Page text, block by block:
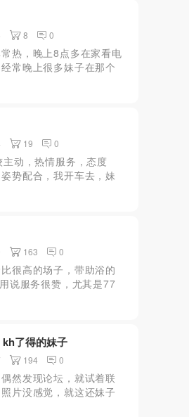
8 0
热，晚上8点多在家看电
常晚上很多妹子在那个
想去一探究竟。10块门
满目呀，舞池门口好多年
19 0
动，热情服务，态度
势配合，我开车去，妹
澡时，妹子主动趴下吃
到床上，妹子给做
163 0
很高的场子，带助浴的
说服务很赞，尤其是77
技术是真的好，一点都
，定岗，再到口包，
了得的妹子
194 0
然发现论坛，就试着联
片没感觉，就这还妹子
度也不错，于是联系取